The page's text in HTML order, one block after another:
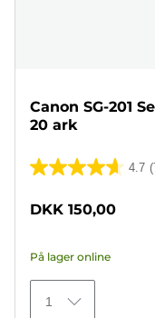
Canon SG-201
20 ark
4.7
4.7
stjerner.
74
anmeldelser
DKK 150,00
På lager online
1